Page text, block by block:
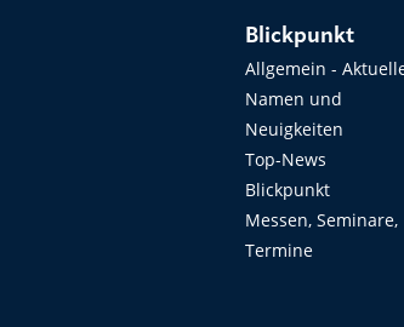
Blickpunkt
Allgemein -
Namen und
Neuigkeiten
Top-News
Blickpunkt
Messen, Seminare,
Termine